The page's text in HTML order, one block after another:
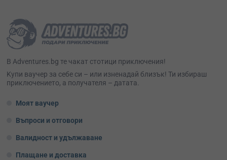
В Adventures.bg те чакат стотици приключения!
Kупи ваучер за себе си – или изненадай близък! Ти избираш
приключението, а получателя – датата.
Моят ваучер
Въпроси и отговори
Валидност и удължаване
Плащане и доставка